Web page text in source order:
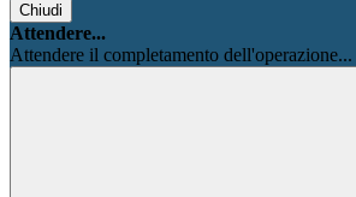
Chiudi
Attendere...
Attendere il completamento dell'operazione...